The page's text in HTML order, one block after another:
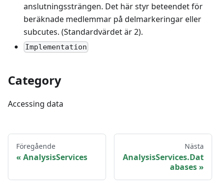
anslutningssträngen. Det här styr beteendet för
beräknade medlemmar på delmarkeringar eller
subcutes. (Standardvärdet är 2).
Implementation
Category
Accessing data
Föregående
AnalysisServices
Nästa
AnalysisServices.Dat
abases